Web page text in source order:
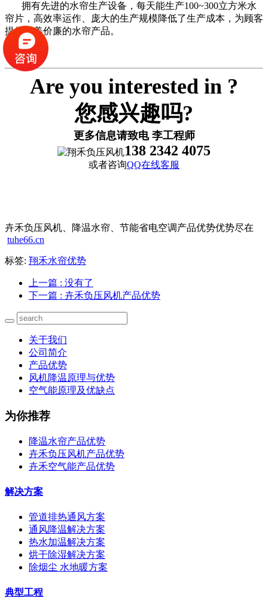
拥有先进的水帘生产设备，每天能生产100~300立方米水
帘片，高效率运作、庞大的生产规模降低了生产成本，为顾客
提供物美价廉的水帘产品。
Are you interested in ?
您感兴趣吗?
更多信息请致电 李工程师
138 2342 4075
或者咨询QQ在线客服
卉禾负压风机、降温水帘、节能省电空调产品优势优势尽在
tuhe66.cn
标签: 翔禾水帘优势
上一篇 : 没有了
下一篇 : 卉禾负压风机产品优势
关于我们
公司简介
产品优势
风机降温原理与优势
空气能原理及优缺点
为你推荐
降温水帘产品优势
卉禾负压风机产品优势
卉禾空气能产品优势
解决方案
管道排热通风方案
通风降温解决方案
热水加温解决方案
烘干除湿解决方案
除烟尘 水地暖方案
典型工程